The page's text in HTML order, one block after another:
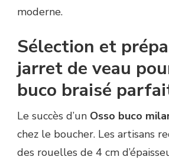
moderne.
Sélection et
jarret de veau
buco braisé
Le succès d’un Osso buco
chez le boucher. Les artisans
des rouelles de 4 cm